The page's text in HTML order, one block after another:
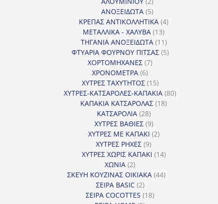
προϊόντα
ΑΝΟΞΕΙΔΩΤΑ 55
προϊόντα
ΚΡΕΠΑΣ ΑΝΤΙΚΟΛΛΗΤΙΚΑ 44
ΜΕΤΑΛΛΙΚΑ - ΧΑΛΥΒΑ 1313
προϊόντα
ΤΗΓΑΝΙΑ ΑΝΟΞΕΙΔΩΤΑ 1111
προϊόντα
ΦΤΥΑΡΙΑ ΦΟΥΡΝΟΥ ΠΙΤΣΑΣ 55
ΧΟΡΤΟΜΗΧΑΝΕΣ 77
ΧΡΟΝΟΜΕΤΡΑ 66
προϊόντα
ΧΥΤΡΕΣ ΤΑΧΥΤΗΤΟΣ 1515
προϊόντα
ΧΥΤΡΕΣ-ΚΑΤΣΑΡΟΛΕΣ-ΚΑΠΑΚΙΑ 8080
ΚΑΠΑΚΙΑ ΚΑΤΣΑΡΟΛΑΣ 1818
ΚΑΤΣΑΡΟΛΙΑ 2828
προϊόντα
ΧΥΤΡΕΣ ΒΑΘΙΕΣ 99
προϊόντα
ΧΥΤΡΕΣ ΜΕ ΚΑΠΑΚΙ 22
ΧΥΤΡΕΣ ΡΗΧΕΣ 99
προϊόντα
ΧΥΤΡΕΣ ΧΩΡΙΣ ΚΑΠΑΚΙ 1414
ΧΩΝΙΑ 22
προϊόντα
ΣΚΕΥΗ ΚΟΥΖΙΝΑΣ ΟΙΚΙΑΚΑ 4444
ΣΕΙΡΑ BASIC 22
προϊόντα
ΣΕΙΡΑ COCOTTES 1818